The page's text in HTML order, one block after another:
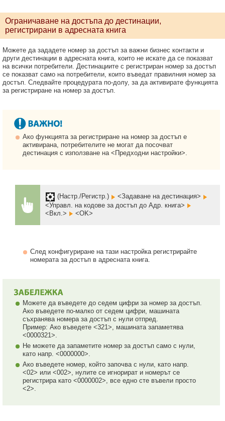
Ограничаване на достъпа до дестинации,
регистрирани в адресната книга
Можете да зададете номер за достъп за важни бизнес контакти и
други дестинации в адресната книга, които не искате да се показват
на всички потребители. Дестинациите с регистриран номер за достъп
се показват само на потребители, които въведат правилния номер за
достъп. Следвайте процедурата по-долу, за да активирате функцията
за регистриране на номер за достъп.
Ако функцията за регистриране на номер за достъп е
активирана, потребителите не могат да посочват
дестинация с използване на <Предходни настройки>.
(Настр./Регистр.)
<Задаване на дестинация>
<Управл. на кодове за достъп до Адр. книга>
<Вкл.>
<OK>
След конфигуриране на тази настройка регистрирайте
номерата за достъп в адресната книга.
Можете да въведете до седем цифри за номер за достъп.
Ако въведете по-малко от седем цифри, машината
съхранява номера за достъп с нули отпред.
Пример: Ако въведете <321>, машината запаметява
<0000321>.
Не можете да запаметите номер за достъп само с нули,
като напр. <0000000>.
Ако въведете номер, който започва с нули, като напр.
<02> или <002>, нулите се игнорират и номерът се
регистрира като <0000002>, все едно сте въвели просто
<2>.